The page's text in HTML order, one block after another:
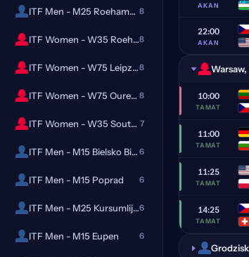
ITF Men - M25 Roehampton 8
ITF Women - W35 Roehampton8
ITF Women - W75 Leipzig8
ITF Women - W75 Ourense 8
ITF Women - W35 Southaven, MS 7
ITF Men - M15 Bielsko Biala 6
ITF Men - M15 Poprad 6
ITF Men - M25 Kursumlijska6
ITF Men - M15 Eupen 6
AKAN
22:00
AKAN
10:00
TAMAT
11:00
TAMAT
11:25
TAMAT
14:25
TAMAT